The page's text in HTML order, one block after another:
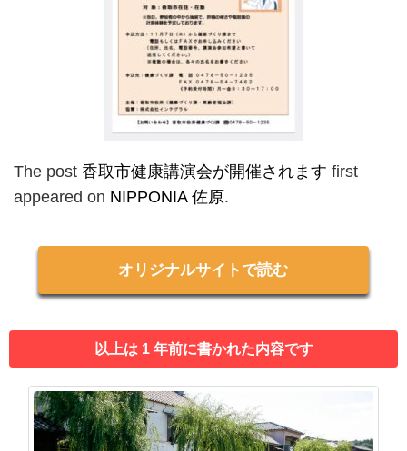
The post 香取市健康講演会が開催されます first
appeared on NIPPONIA 佐原.
オリジナルサイトで読む
以上は 1 年前に書かれた内容です